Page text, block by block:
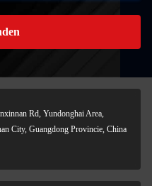
Rd, Yundonghai Area,
City, Guangdong Provincie, China